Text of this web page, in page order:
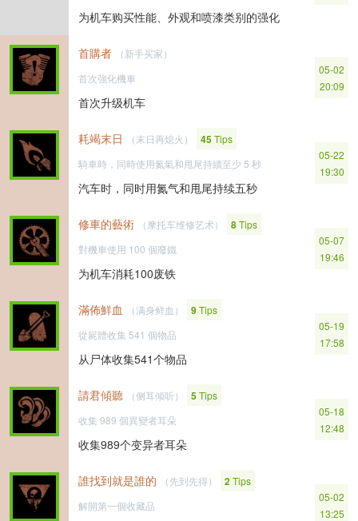
为机车购买性能、外观和喷漆类别的强化
首購者
（新手买家）
首次強化機車
首次升级机车
05-02
20:09
耗竭末日 （末日再熄火） 45Tips
騎車時，同時使用氮氣和甩尾持續至少 5 秒
汽车时，同时用氮气和甩尾持续五秒
05-22
19:30
修車的藝術 （摩托车维修艺术） 8Tips
對機車使用 100 個廢鐵
为机车消耗100废铁
05-07
19:46
滿佈鮮血 （满身鲜血） 9Tips
從屍體收集 541 個物品
从尸体收集541个物品
05-19
17:58
請君傾聽 （侧耳倾听） 5Tips
收集 989 個異變者耳朵
收集989个变异者耳朵
05-18
12:48
誰找到就是誰的 （先到先得） 2Tips
解開第一個收藏品
05-02
13:25